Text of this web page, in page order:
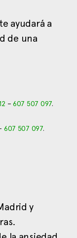
ayudará a
de una
– 607 507 097.
607 507 097.
y